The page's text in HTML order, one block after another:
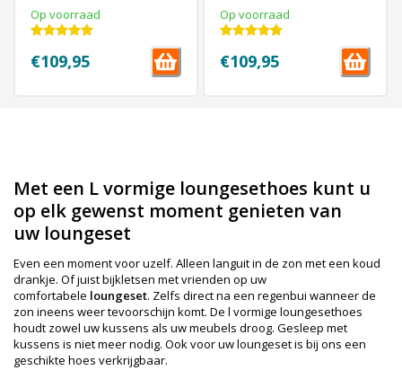
LINKS
Op voorraad
€109,95
loungesethoes
Op voorraad
€109,95
Met een L vormige loungesethoes kunt u
op elk gewenst moment genieten van
uw loungeset
Even een moment voor uzelf. Alleen languit in de zon met een koud
drankje. Of juist bijkletsen met vrienden op uw
comfortabele loungeset. Zelfs direct na een regenbui wanneer de
zon ineens weer tevoorschijn komt. De l vormige loungesethoes
houdt zowel uw kussens als uw meubels droog. Gesleep met
kussens is niet meer nodig. Ook voor uw loungeset is bij ons een
geschikte hoes verkrijgbaar.